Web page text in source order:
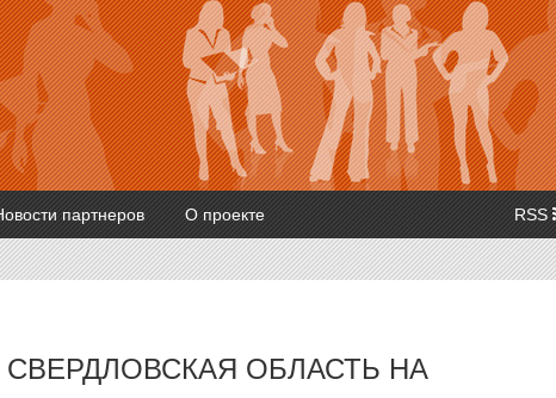
партнеров О проекте RSS
ОБЛАСТЬ НА